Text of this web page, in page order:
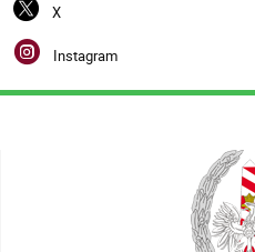
X
Instagram